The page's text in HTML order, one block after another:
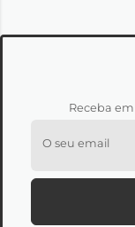
Receba
O seu email